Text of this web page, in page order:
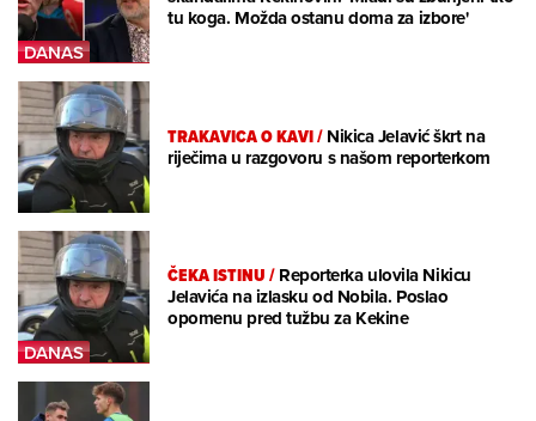
tu koga. Možda ostanu doma za izbore'
TRAKAVICA O KAVI/Nikica Jelavić škrt na
riječima u razgovoru s našom reporterkom
ČEKA ISTINU/Reporterka ulovila Nikicu
Jelavića na izlasku od Nobila. Poslao
opomenu pred tužbu za Kekine